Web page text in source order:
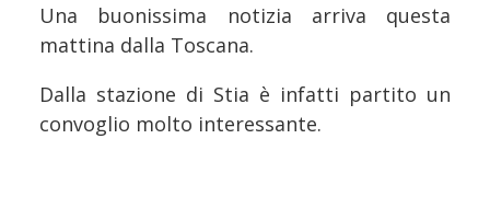
Una buonissima notizia arriva questa
mattina dalla Toscana.
Dalla stazione di Stia è infatti partito un
convoglio molto interessante.